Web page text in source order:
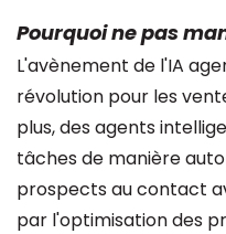
Pourquoi ne pas
L'avènement de l'IA
révolution pour les
plus, des agents
tâches de manière
prospects au contact
par l'optimisation des